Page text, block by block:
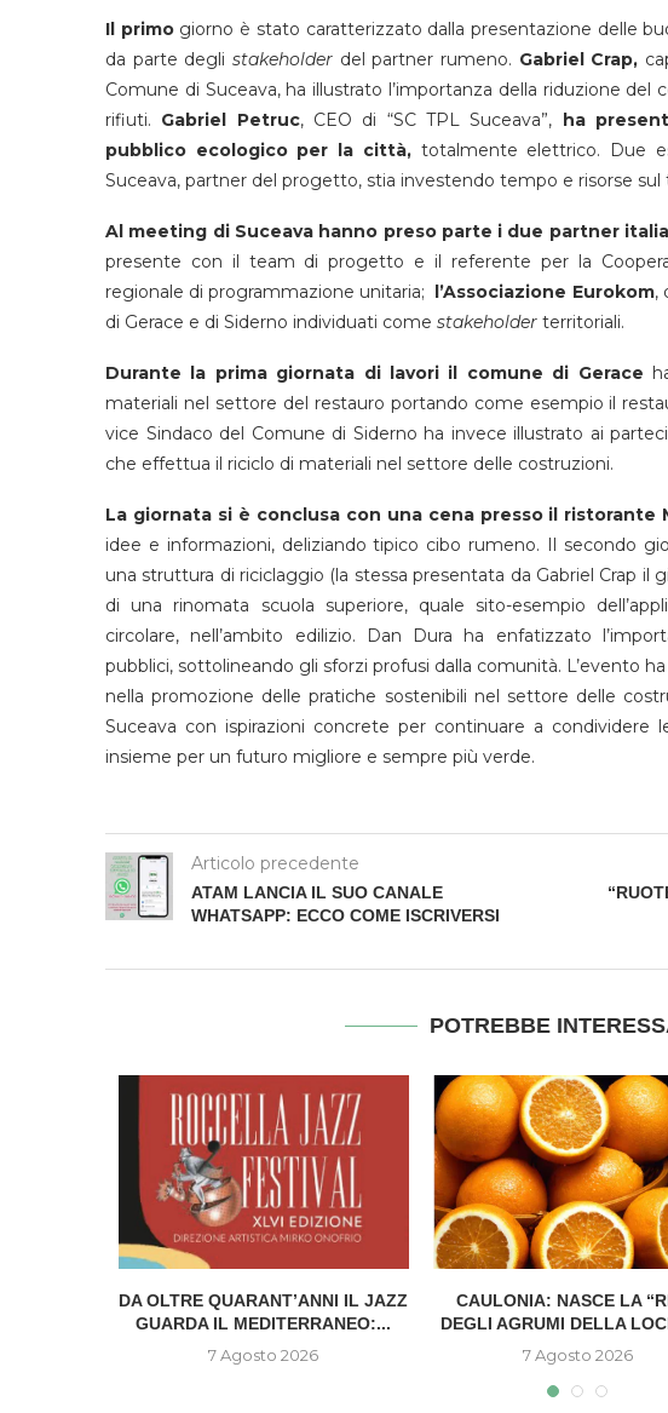
Il primogiorno è stato caratterizzato dalla presentazione delle
da parte degli stakeholder del partner rumeno. Gabriel Crap,
Comune di Suceava, ha illustrato l’importanza della riduzione
rifiuti. Gabriel Petruc, CEO di “SC TPL Suceava”, ha
pubblico ecologico per la città,totalmente elettrico. Due
Suceava, partner del progetto, stia investendo tempo e risorse sul
Al meeting di Suceava hanno preso parte i due partner
presente con il team di progetto e il referente per la
regionale di programmazione unitaria; l’Associazione Eurokom,
di Gerace e di Siderno individuati come stakeholder territoriali.
Durante la prima giornata di lavori il comune di Gerace
materiali nel settore del restauro portando come esempio il
vice Sindaco del Comune di Siderno ha invece illustrato ai
che effettua il riciclo di materiali nel settore delle costruzioni.
La giornata si è conclusa con una cena presso il ristorante
idee e informazioni, deliziando tipico cibo rumeno. Il secondo
una struttura di riciclaggio (la stessa presentata da Gabriel Crap il
di una rinomata scuola superiore, quale sito-esempio
circolare, nell’ambito edilizio. Dan Dura ha enfatizzato
pubblici, sottolineando gli sforzi profusi dalla comunità. L’evento
nella promozione delle pratiche sostenibili nel settore delle
Suceava con ispirazioni concrete per continuare a condividere
insieme per un futuro migliore e sempre più verde.
Articolo precedente
ATAM LANCIA IL SUO CANALE
WHATSAPP: ECCO COME ISCRIVERSI
POTREBBE
DA OLTRE QUARANT’ANNI IL JAZZ
GUARDA IL MEDITERRANEO:...
7 Agosto 2026
CAULONIA: NASCE LA
DEGLI AGRUMI DELLA
7 Agosto 2026